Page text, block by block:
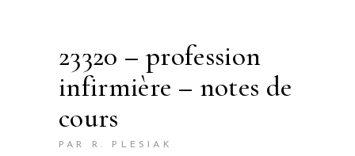
23320 – profession
infirmière – notes de
cours
PAR R. PLESIAK